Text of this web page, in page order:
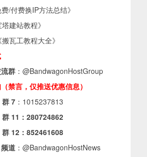
/付费换IP方法总结》
建站教程》
搬瓦工教程大全》
群 ： @BandwagonHostGroup
禁言，仅推送优惠信息）
群 7 ： 1015237813
11： 280724862
12： 852461608
道 ： @BandwagonHostNews